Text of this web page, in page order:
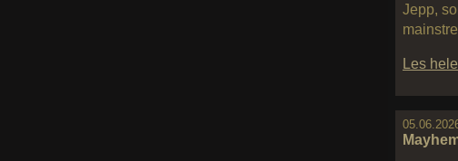
Jepp,
Les